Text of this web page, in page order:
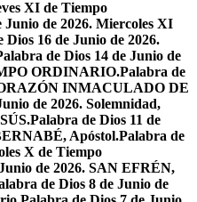
XI de Tiempo
Junio de 2026. Miercoles XI
Dios 16 de Junio de 2026.
de Dios 14 de Junio de
ORDINARIO.Palabra de
INMACULADO DE
de 2026. Solemnidad,
Palabra de Dios 11 de
Apóstol.Palabra de
X de Tiempo
de 2026. SAN EFRÉN,
de Dios 8 de Junio de